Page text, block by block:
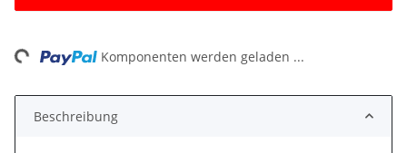
Komponenten werden geladen ...
Beschreibung